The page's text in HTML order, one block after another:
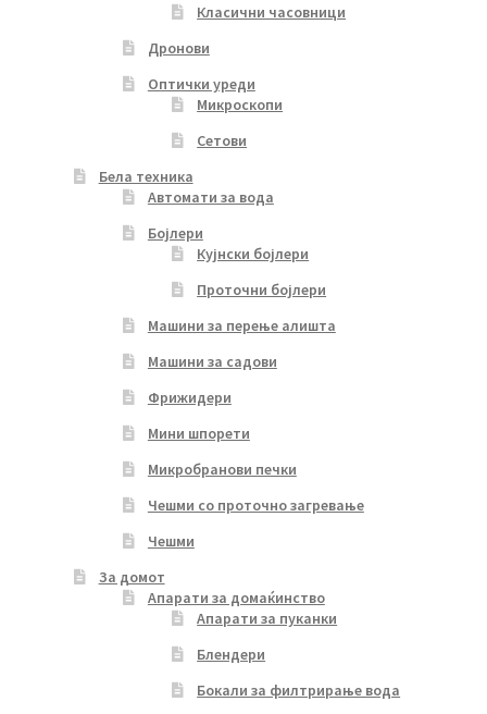
Класични часовници
Дронови
Оптички уреди
Микроскопи
Сетови
Бела техника
Автомати за вода
Бојлери
Кујнски бојлери
Проточни бојлери
Машини за перење алишта
Машини за садови
Фрижидери
Мини шпорети
Микробранови печки
Чешми со проточно загревање
Чешми
За домот
Апарати за домаќинство
Апарати за пуканки
Блендери
Бокали за филтрирање вода